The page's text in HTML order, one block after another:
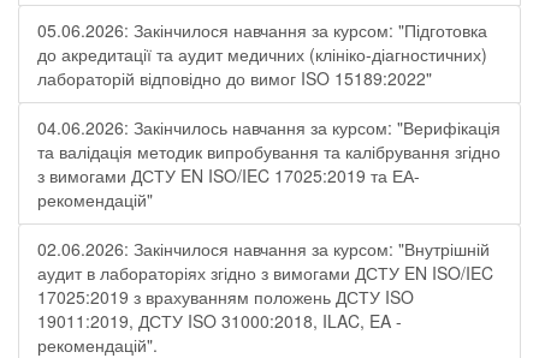
05.06.2026: Закінчилося навчання за курсом: "Підготовка
до акредитації та аудит медичних (клініко-діагностичних)
лабораторій відповідно до вимог ISO 15189:2022"
04.06.2026: Закінчилось навчання за курсом: "Верифікація
та валідація методик випробування та калібрування згідно
з вимогами ДСТУ EN ISO/IEC 17025:2019 та ЕА-
рекомендацій"
02.06.2026: Закінчилося навчання за курсом: "Внутрішній
аудит в лабораторіях згідно з вимогами ДСТУ EN ISO/IEC
17025:2019 з врахуванням положень ДСТУ ISO
19011:2019, ДСТУ ISO 31000:2018, ILAC, EA -
рекомендацій".